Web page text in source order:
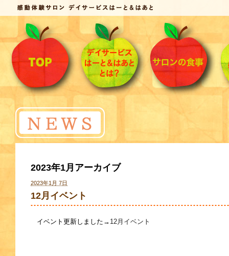
2023年1月アーカイブ
12月イベント
2023年1月 7日
イベント更新しました→ 12月イベント